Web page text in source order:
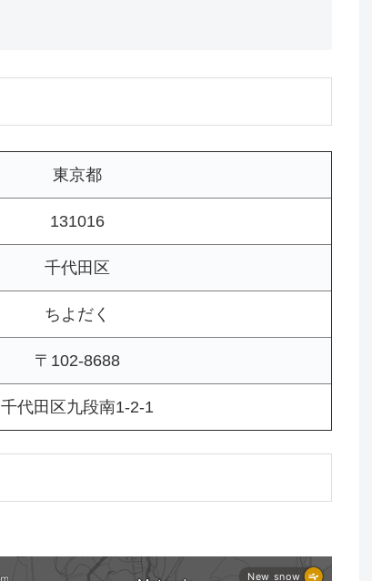
東京都
131016
千代田区
ちよだく
〒102-8688
千代田区九段南1-2-1